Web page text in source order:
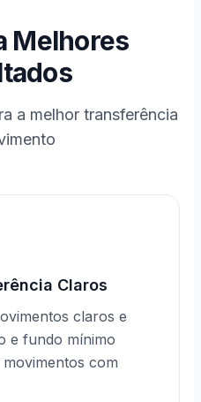
Melhores
a melhor transferência
Claros
claros e
e fundo mínimo
com